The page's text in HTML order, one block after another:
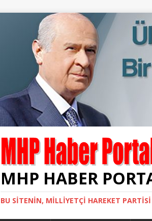
MHP HABER
BU SITENIN, MİLLİYETÇİ HAREKET